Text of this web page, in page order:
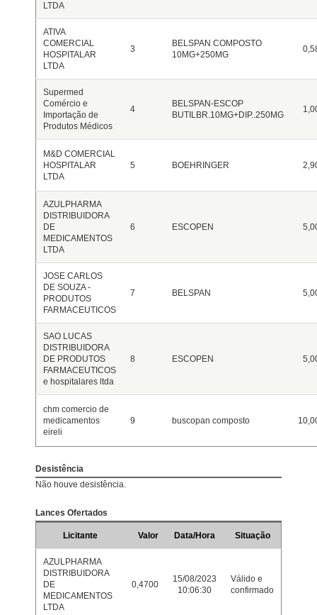
LTDA
ATIVA
COMERCIAL
HOSPITALAR
LTDA
3
BELSPAN COMPOSTO
10MG+250MG
Supermed
Comércio e
Importação de
Produtos Médicos
4
BELSPAN-ESCOP
BUTILBR.10MG+DIP..250MG
M&D COMERCIAL
HOSPITALAR
LTDA
5 BOEHRINGER
AZULPHARMA
DISTRIBUIDORA
DE
MEDICAMENTOS
LTDA
6 ESCOPEN
JOSE CARLOS
DE SOUZA -
PRODUTOS
FARMACEUTICOS
7 BELSPAN
SAO LUCAS
DISTRIBUIDORA
DE PRODUTOS
FARMACEUTICOS
e hospitalares ltda
8 ESCOPEN
chm comercio de
medicamentos
eireli
9 buscopan composto
Desistência
Não houve desistência.
Lances Ofertados
Licitante Valor Data/Hora Situação
AZULPHARMA
DISTRIBUIDORA
DE
MEDICAMENTOS
LTDA
0,4700
15/08/2023
10:06:30
Válido e
confirmado